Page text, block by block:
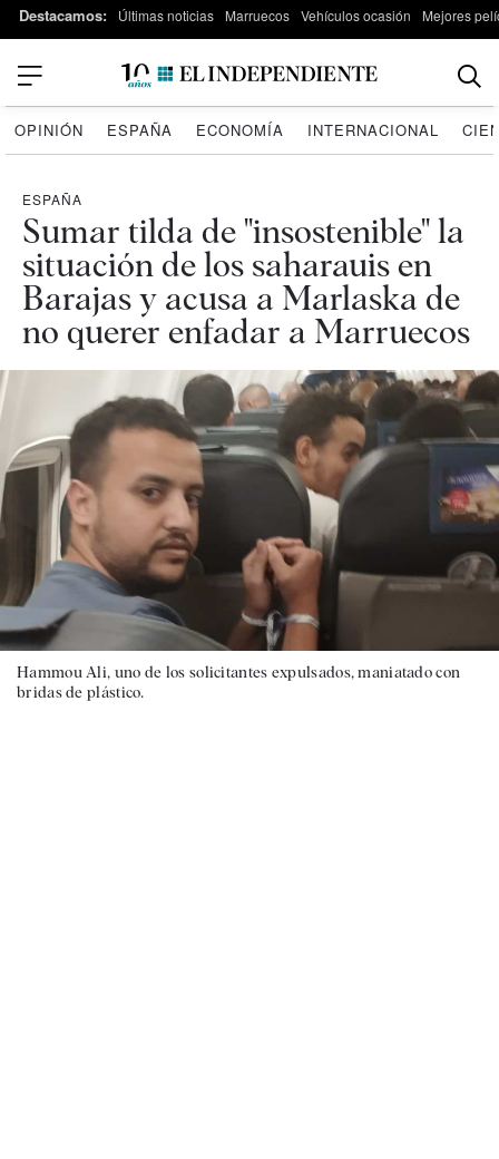
Destacamos: Últimas noticias Marruecos Vehículos ocasión Mejores
OPINIÓN ESPAÑA ECONOMÍA INTERNACIONAL
ESPAÑA
Sumar tilda de "insostenible" la
situación de los saharauis en
Barajas y acusa a Marlaska de
no querer enfadar a Marruecos
Hammou Ali, uno de los solicitantes expulsados, maniatado con
bridas de plástico.